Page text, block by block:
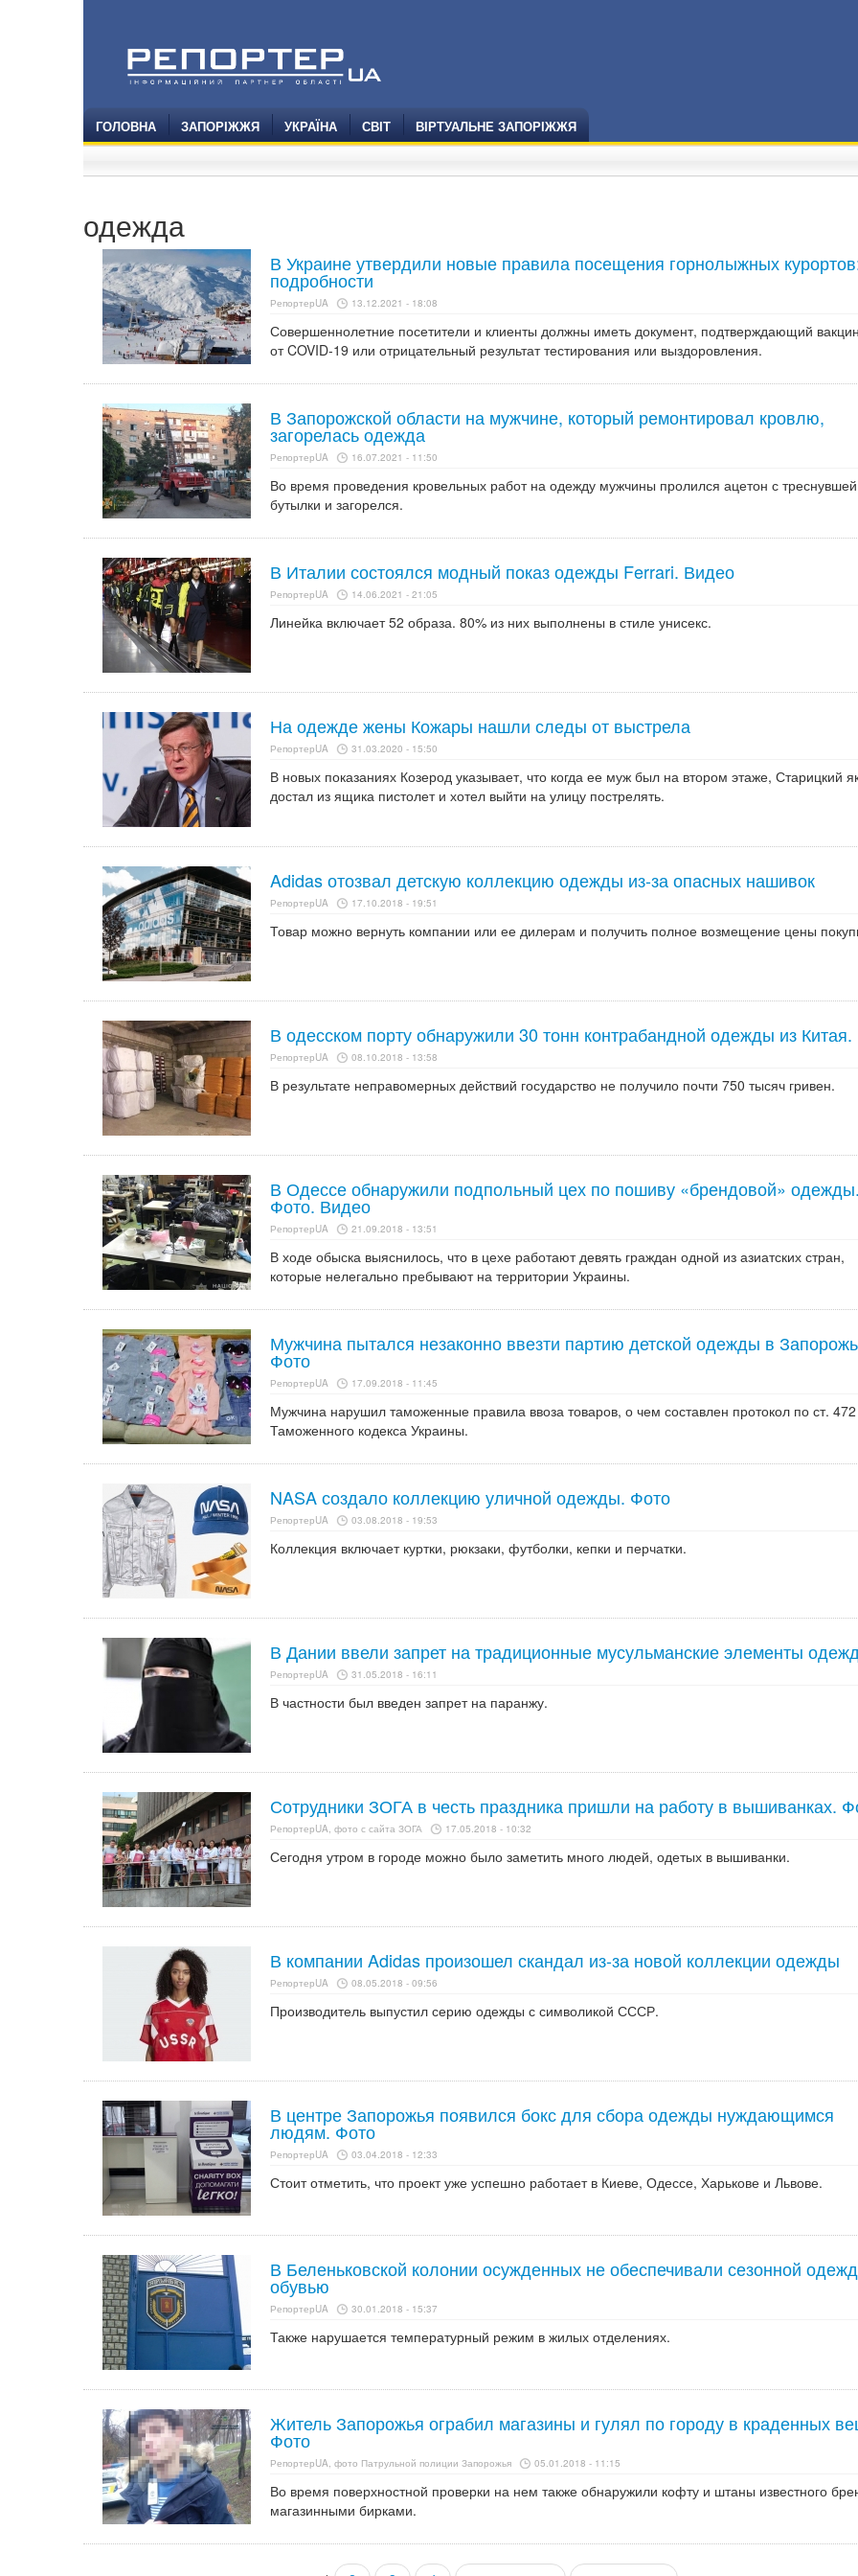
ГОЛОВНА ЗАПОРІЖЖЯ УКРАЇНА СВІТ ВІРТУАЛЬНЕ ЗАПОРІЖЖЯ
одежда
В Украине утвердили новые правила посещения горнолыжных
подробности
РепортерUA 13.12.2021 - 18:08
Совершеннолетние посетители и клиенты должны иметь документ, подтверждающий
от COVID-19 или отрицательный результат тестирования или выздоровления.
В Запорожской области на мужчине, который ремонтировал кровлю,
загорелась одежда
РепортерUA 16.07.2021 - 11:50
Во время проведения кровельных работ на одежду мужчины пролился ацетон с треснувшей
бутылки и загорелся.
В Италии состоялся модный показ одежды Ferrari. Видео
РепортерUA 14.06.2021 - 21:05
Линейка включает 52 образа. 80% из них выполнены в стиле унисекс.
На одежде жены Кожары нашли следы от выстрела
РепортерUA 31.03.2020 - 15:50
В новых показаниях Козерод указывает, что когда ее муж был на втором этаже, Старицкий
достал из ящика пистолет и хотел выйти на улицу пострелять.
Adidas отозвал детскую коллекцию одежды из-за опасных нашивок
РепортерUA 17.10.2018 - 19:51
Товар можно вернуть компании или ее дилерам и получить полное возмещение цены
В одесском порту обнаружили 30 тонн контрабандной одежды из
РепортерUA 08.10.2018 - 13:58
В результате неправомерных действий государство не получило почти 750 тысяч гривен.
В Одессе обнаружили подпольный цех по пошиву «брендовой»
Фото. Видео
РепортерUA 21.09.2018 - 13:51
В ходе обыска выяснилось, что в цехе работают девять граждан одной из азиатских стран,
которые нелегально пребывают на территории Украины.
Мужчина пытался незаконно ввезти партию детской одежды в
Фото
РепортерUA 17.09.2018 - 11:45
Мужчина нарушил таможенные правила ввоза товаров, о чем составлен протокол по ст. 472
Таможенного кодекса Украины.
NASA создало коллекцию уличной одежды. Фото
РепортерUA 03.08.2018 - 19:53
Коллекция включает куртки, рюкзаки, футболки, кепки и перчатки.
В Дании ввели запрет на традиционные мусульманские элементы
РепортерUA 31.05.2018 - 16:11
В частности был введен запрет на паранжу.
Сотрудники ЗОГА в честь праздника пришли на работу в вышиванках.
РепортерUA, фото с сайта ЗОГА 17.05.2018 - 10:32
Сегодня утром в городе можно было заметить много людей, одетых в вышиванки.
В компании Adidas произошел скандал из-за новой коллекции одежды
РепортерUA 08.05.2018 - 09:56
Производитель выпустил серию одежды с символикой СССР.
В центре Запорожья появился бокс для сбора одежды нуждающимся
людям. Фото
РепортерUA 03.04.2018 - 12:33
Стоит отметить, что проект уже успешно работает в Киеве, Одессе, Харькове и Львове.
В Беленьковской колонии осужденных не обеспечивали сезонной
обувью
РепортерUA 30.01.2018 - 15:37
Также нарушается температурный режим в жилых отделениях.
Житель Запорожья ограбил магазины и гулял по городу в краденных
Фото
РепортерUA, фото Патрульной полиции Запорожья 05.01.2018 - 11:15
Во время поверхностной проверки на нем также обнаружили кофту и штаны известного
магазинными бирками.